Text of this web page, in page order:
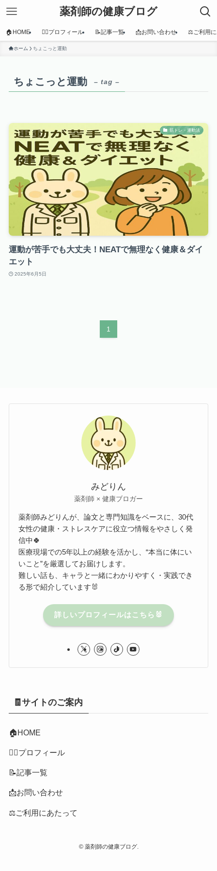
薬剤師の健康ブログ
🏠HOME 👩‍⚕️プロフィール 📝記事一覧 📩お問い合わせ ⚖️ご利用
ホーム ちょこっと運動
ちょこっと運動 – tag –
筋トレ・運動法
運動が苦手でも大丈夫！NEATで無理なく健康＆ダイ
エット
2025年6月5日
1
みどりん
薬剤師 × 健康ブロガー
薬剤師みどりんが、論文と専門知識をベースに、30代
女性の健康・ストレスケアに役立つ情報をやさしく発
信中🍀
医療現場での5年以上の経験を活かし、“本当に体にい
いこと”を厳選してお届けします。
難しい話も、キャラと一緒にわかりやすく・実践でき
る形で紹介しています🐰
詳しいプロフィールはこちら🐰
🧾サイトのご案内
🏠HOME
👩‍⚕️プロフィール
📝記事一覧
📩お問い合わせ
⚖️ご利用にあたって
©薬剤師の健康ブログ.